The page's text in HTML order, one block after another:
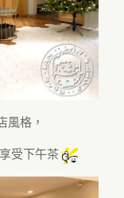
風格，
受下午茶